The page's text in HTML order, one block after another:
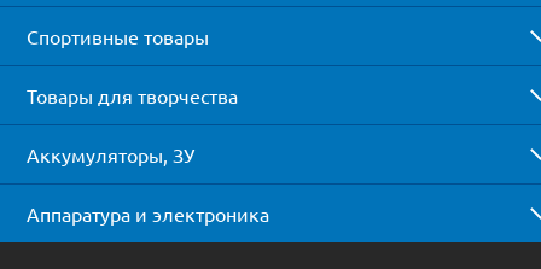
Спортивные товары
Товары для творчества
Аккумуляторы, ЗУ
Аппаратура и электроника